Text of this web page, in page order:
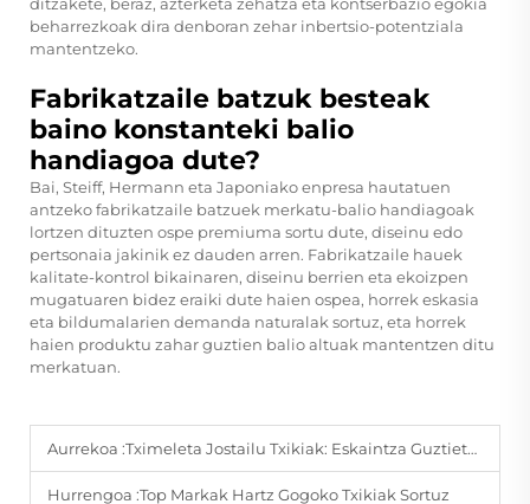
beharrezkoak dira denboran zehar inbertsio-potentziala
mantentzeko.
Fabrikatzaile batzuk besteak
baino konstanteki balio
handiagoa dute?
Bai, Steiff, Hermann eta Japoniako enpresa hautatuen
antzeko fabrikatzaile batzuek merkatu-balio handiagoak
lortzen dituzten ospe premiuma sortu dute, diseinu edo
pertsonaia jakinik ez dauden arren. Fabrikatzaile hauek
kalitate-kontrol bikainaren, diseinu berrien eta ekoizpen
mugatuaren bidez eraiki dute haien ospea, horrek eskasia
eta bildumalarien demanda naturalak sortuz, eta horrek
haien produktu zahar guztien balio altuak mantentzen ditu
merkatuan.
Aurrekoa :Tximeleta Jostailu Txikiak: Eskaintza Guztietarako Doitzuen Doia
Hurrengoa :Top Markak Hartz Gogoko Txikiak Sortuz